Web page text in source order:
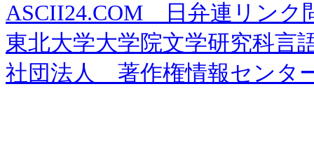
ASCII24.COM 日弁連リンク
東北大学大学院文学研究科
社団法人 著作権情報セン